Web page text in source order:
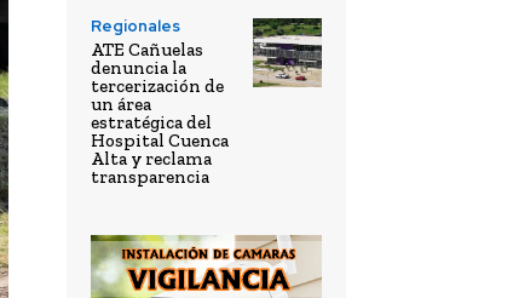
Regionales
ATE Cañuelas
denuncia la
tercerización de
un área
estratégica del
Hospital Cuenca
Alta y reclama
transparencia